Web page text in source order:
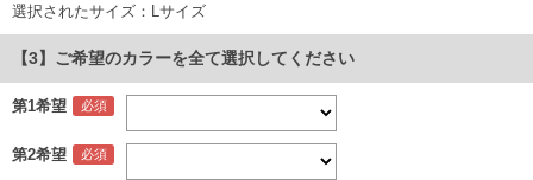
選択されたサイズ：Lサイズ
【3】ご希望のカラーを全て選択してください
第1希望
第2希望